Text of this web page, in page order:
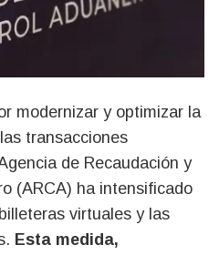
transacciones
de Recaudación y
(ARCA) ha intensificado
virtuales y las
Esta medida,